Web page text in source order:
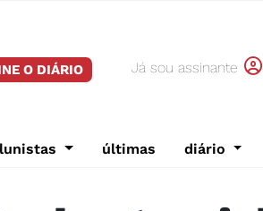
O DIÁRIO Já sou assinante
últimas diário